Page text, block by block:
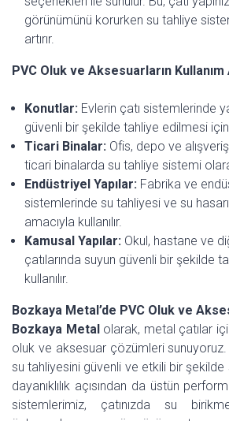
görünümünü korurken su tahliye
artırır.
PVC Oluk ve Aksesuarların Kullanım
Konutlar:Evlerin çatı sistemlerinde
güvenli bir şekilde tahliye edilmesi için
Ticari Binalar:Ofis, depo ve
ticari binalarda su tahliye sistemi
Endüstriyel Yapılar:Fabrika ve
sistemlerinde su tahliyesi ve su
amacıyla kullanılır.
Kamusal Yapılar:Okul, hastane ve
çatılarında suyun güvenli bir şekilde
kullanılır.
Bozkaya Metal’de PVC Oluk ve
Bozkaya Metalolarak, metal çatılar
oluk ve aksesuar çözümleri sunuyoruz.
su tahliyesini güvenli ve etkili bir
dayanıklılık açısından da üstün
sistemlerimiz, çatınızda su